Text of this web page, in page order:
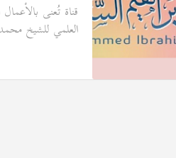
قناة تُعنى بالأعمال
العلمي للشيخ